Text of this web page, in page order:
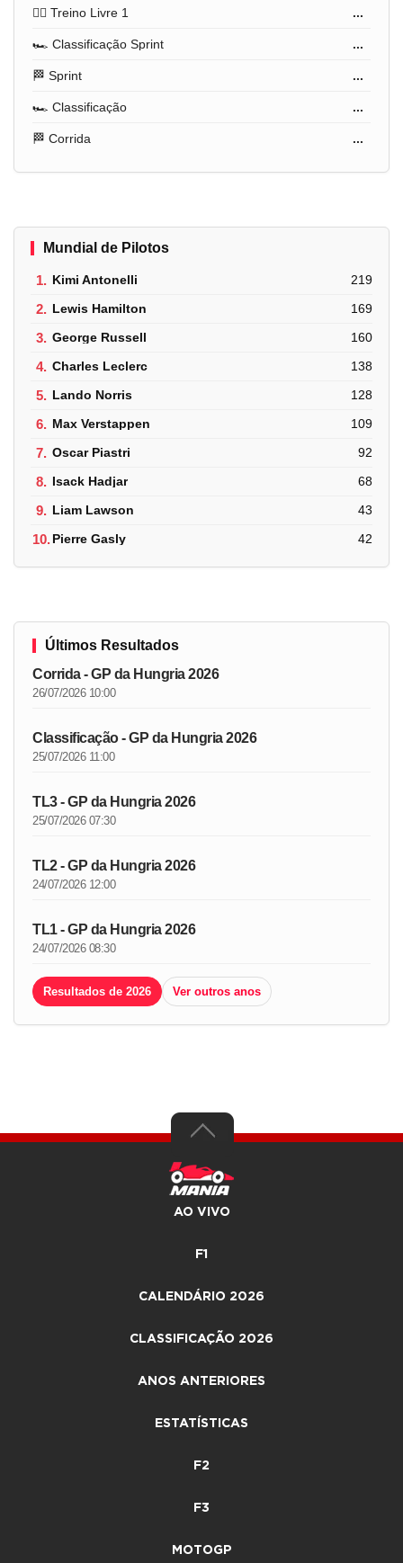
🏋️‍♂️ Treino Livre 1 ...
🏎️ Classificação Sprint ...
🏁 Sprint ...
🏎️ Classificação ...
🏁 Corrida ...
Mundial de Pilotos
1. Kimi Antonelli 219
2. Lewis Hamilton 169
3. George Russell 160
4. Charles Leclerc 138
5. Lando Norris 128
6. Max Verstappen 109
7. Oscar Piastri 92
8. Isack Hadjar 68
9. Liam Lawson 43
10.Pierre Gasly 42
Últimos Resultados
Corrida - GP da Hungria 2026
26/07/2026 10:00
Classificação - GP da Hungria 2026
25/07/2026 11:00
TL3 - GP da Hungria 2026
25/07/2026 07:30
TL2 - GP da Hungria 2026
24/07/2026 12:00
TL1 - GP da Hungria 2026
24/07/2026 08:30
Resultados de 2026 Ver outros anos
AO VIVO
F1
CALENDÁRIO 2026
CLASSIFICAÇÃO 2026
ANOS ANTERIORES
ESTATÍSTICAS
F2
F3
MOTOGP